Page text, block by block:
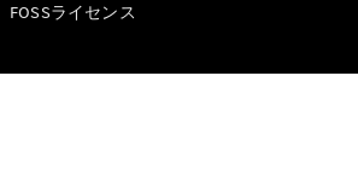
ローン)
様へ
FOSSライセンス